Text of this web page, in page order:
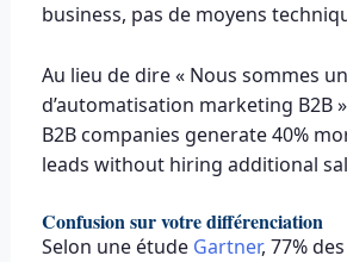
business, pas de moyens
Au lieu de dire « Nous sommes
d’automatisation marketing B2B
B2B companies generate 40%
leads without hiring additional
Confusion sur votre différenciation
Selon une étude Gartner, 77%